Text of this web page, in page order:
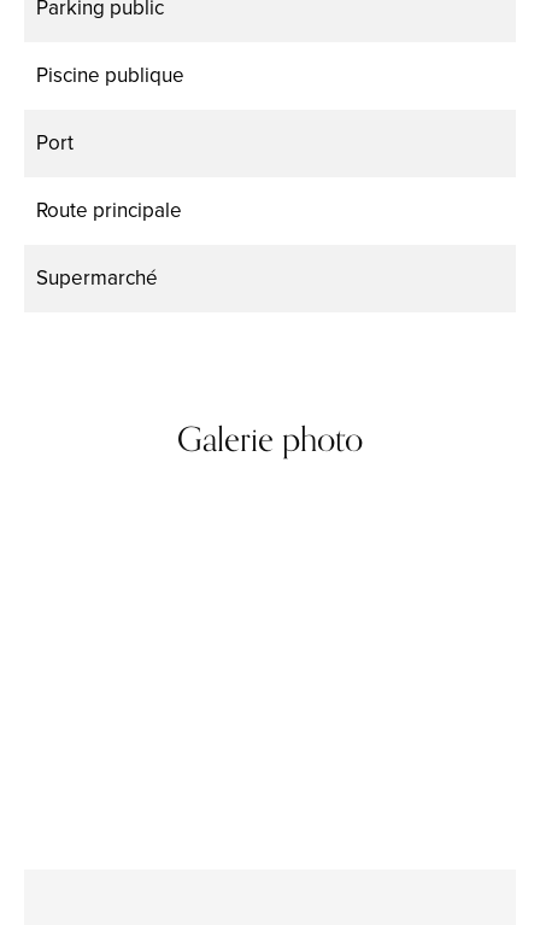
Parking public
Piscine publique
Port
Route principale
Supermarché
Galerie photo